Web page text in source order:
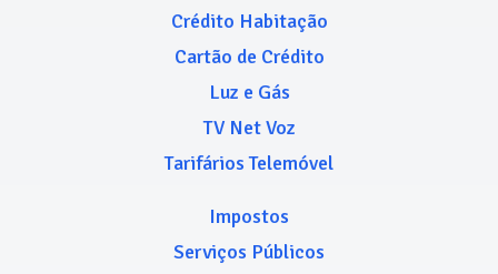
Crédito Habitação
Cartão de Crédito
Luz e Gás
TV Net Voz
Tarifários Telemóvel
Impostos
Serviços Públicos